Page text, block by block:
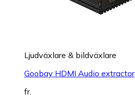
Ljudväxlare & bildväxlare
Goobay HDMI Audio extractor
fr.